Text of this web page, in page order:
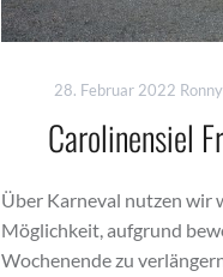
28. Februar 2022
Carolinensiel
Über Karneval nutzen wir
Möglichkeit, aufgrund
Wochenende zu